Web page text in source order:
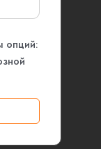
опций: